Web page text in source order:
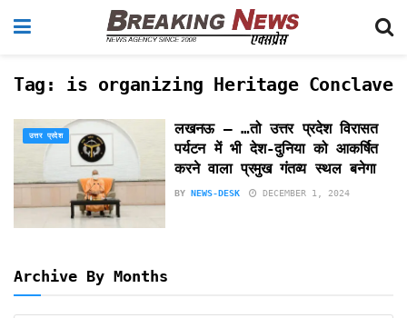
Tag: is organizing Heritage Conclave
उत्तर प्रदेश
लखनऊ – …तो उत्तर प्रदेश विरासत
पर्यटन में भी देश-दुनिया को आकर्षित
करने वाला प्रमुख गंतव्य स्थल बनेगा
BY NEWS-DESK DECEMBER 1, 2024
Archive By Months